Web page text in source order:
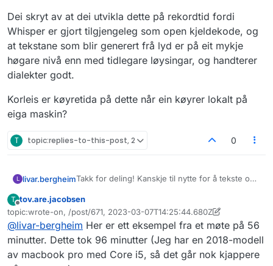
Dei skryt av at dei utvikla dette på rekordtid fordi
Whisper er gjort tilgjengeleg som open kjeldekode, og
at tekstane som blir generert frå lyd er på eit mykje
høgare nivå enn med tidlegare løysingar, og handterer
dialekter godt.
Korleis er køyretida på dette når ein køyrer lokalt på
eiga maskin?
T topic:replies-to-this-post, 2 0
L livar.bergheimTakk for deling! Kanskje til nytte for å tekste og
Skal tipse kollegaer internt i Digdir.
Såg artikkel i
Universitetet i Oslo (UiO).
17.02.2023:«Bygde tjeneste som sparer dem
for 20 millioner i året: − Dette er ny og
sjokkerende teknologi» (krev abonnement)
Dei skryt av at dei utvikla dette på rekordtid fordi
Whisper er gjort tilgjengeleg som open
kjeldekode, og at tekstane som blir generert frå
lyd er på eit mykje høgare nivå enn med
Korleis er køyretida på dette når ein køyrer lokalt
på eiga maskin?
T
Frakoblet
tov.are.jacobsen
topic:wrote-on, /post/671, 2023-03-07T14:25:44.680Z
Sist endret av tov.are.jacobsen3. jul. 2023, 14:28
@livar-bergheim Her er ett eksempel fra et møte på 56
minutter. Dette tok 96 minutter (Jeg har en 2018-modell
av macbook pro med Core i5, så det går nok kjappere